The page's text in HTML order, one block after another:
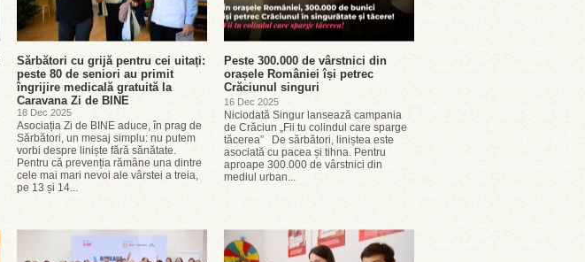
Sărbători cu grijă pentru cei uitați:
peste 80 de seniori au primit
îngrijire medicală gratuită la
Caravana Zi de BINE
18 Dec 2025
Asociația Zi de BINE aduce, în prag de
Sărbători, un mesaj simplu: nu putem
vorbi despre liniște fără sănătate.
Pentru că prevenția rămâne una dintre
cele mai mari nevoi ale vârstei a treia,
pe 13 și 14...
Peste 300.000 de vârstnici din
orașele României își petrec
Crăciunul singuri
16 Dec 2025
Niciodată Singur lansează campania
de Crăciun „Fii tu colindul care sparge
tăcerea” De sărbători, liniștea este
asociată cu pacea și tihna. Pentru
aproape 300.000 de vârstnici din
mediul urban...